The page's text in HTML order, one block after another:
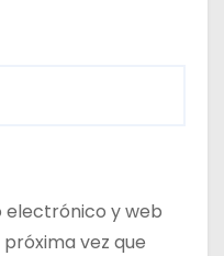
electrónico y web
vez que